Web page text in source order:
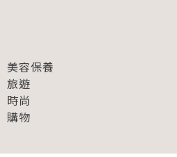
美容保養
旅遊
時尚
購物